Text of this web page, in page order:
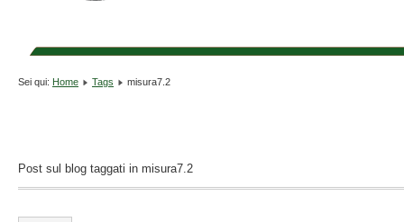
Sei qui: Home Tags misura7.2
Post sul blog taggati in misura7.2